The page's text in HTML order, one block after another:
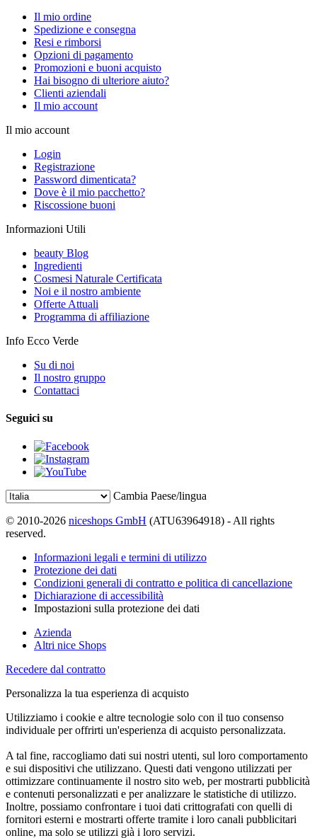
Il mio ordine
Spedizione e consegna
Resi e rimborsi
Opzioni di pagamento
Promozioni e buoni acquisto
Hai bisogno di ulteriore aiuto?
Clienti aziendali
Il mio account
Il mio account
Login
Registrazione
Password dimenticata?
Dove è il mio pacchetto?
Riscossione buoni
Informazioni Utili
beauty Blog
Ingredienti
Cosmesi Naturale Certificata
Noi e il nostro ambiente
Offerte Attuali
Programma di affiliazione
Info Ecco Verde
Su di noi
Il nostro gruppo
Contattaci
Seguici su
Cambia Paese/lingua
© 2010-2026 niceshops GmbH (ATU63964918) - All rights
reserved.
Informazioni legali e termini di utilizzo
Protezione dei dati
Condizioni generali di contratto e politica di cancellazione
Dichiarazione di accessibilità
Impostazioni sulla protezione dei dati
Azienda
Altri nice Shops
Recedere dal contratto
Personalizza la tua esperienza di acquisto
Utilizziamo i cookie e altre tecnologie solo con il tuo consenso
individuale per offrirti un'esperienza di acquisto personalizzata.
A tal fine, raccogliamo dati sui nostri utenti, sul loro comportamento
e sui dispositivi che utilizzano. Questi dati vengono utilizzati per
ottimizzare continuamente il nostro sito web, per mostrarti pubblicità
e contenuti personalizzati e per analizzare le statistiche di utilizzo.
Inoltre, possiamo confrontare i tuoi dati crittografati con quelli di
fornitori esterni e mostrarti offerte tramite i loro canali pubblicitari
online, ma solo se utilizzi già i loro servizi.